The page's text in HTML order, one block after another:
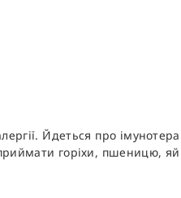
Йдеться про
горіхи, пшеницю,